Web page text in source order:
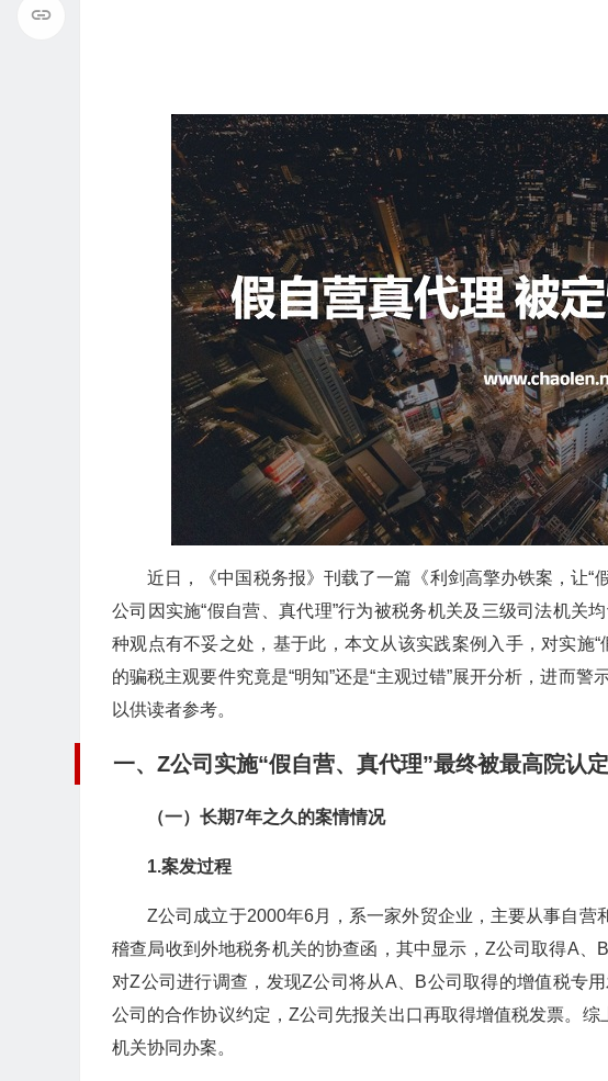
近日，《中国税务报》刊载了一篇《利剑高擎办铁案，让“
公司因实施“假自营、真代理”行为被税务机关及三级司法机关
种观点有不妥之处，基于此，本文从该实践案例入手，对实施
的骗税主观要件究竟是“明知”还是“主观过错”展开分析，进而
以供读者参考。
一、Z公司实施“假自营、真代理”最终被最高院认
（一）长期7年之久的案情情况
1.案发过程
Z公司成立于2000年6月，系一家外贸企业，主要从事自
稽查局收到外地税务机关的协查函，其中显示，Z公司取得A
对Z公司进行调查，发现Z公司将从A、B公司取得的增值税专
公司的合作协议约定，Z公司先报关出口再取得增值税发票。
机关协同办案。